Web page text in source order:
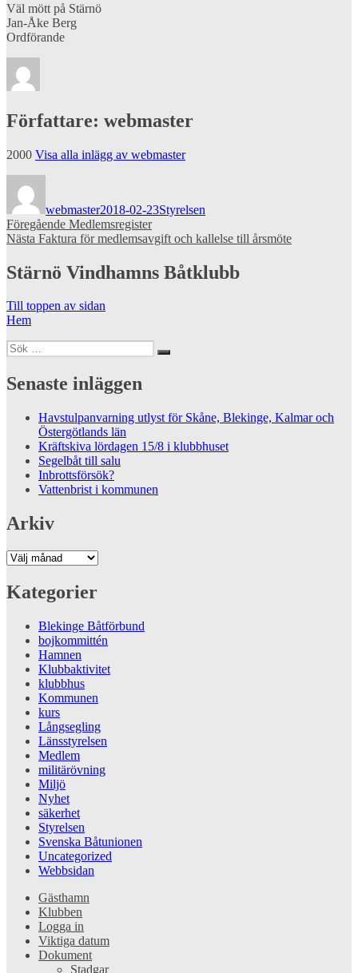
Väl mött på Stärnö
Jan-Åke Berg
Ordförande
Författare: webmaster
2000 Visa alla inlägg av webmaster
webmaster2018-02-23Styrelsen
Inläggsnavigering
Föregående Föregående
inlägg:
Medlemsregister
Nästa Nästa
Faktura för medlemsavgift och kallelse till årsmöte
Stärnö Vindhamns Båtklubb
Till toppen av sidan
Hem
Sök
efter:
Sök
Senaste inläggen
Havstulpanvarning utlyst för Skåne, Blekinge, Kalmar och
Östergötlands län
Kräftskiva lördagen 15/8 i klubbhuset
Segelbåt till salu
Inbrottsförsök?
Vattenbrist i kommunen
Arkiv
Arkiv
Kategorier
Blekinge Båtförbund
bojkommittén
Hamnen
Klubbaktivitet
klubbhus
Kommunen
kurs
Långsegling
Länsstyrelsen
Medlem
militärövning
Miljö
Nyhet
säkerhet
Styrelsen
Svenska Båtunionen
Uncategorized
Webbsidan
Gästhamn
Klubben
Logga in
Viktiga datum
Dokument
Stadgar